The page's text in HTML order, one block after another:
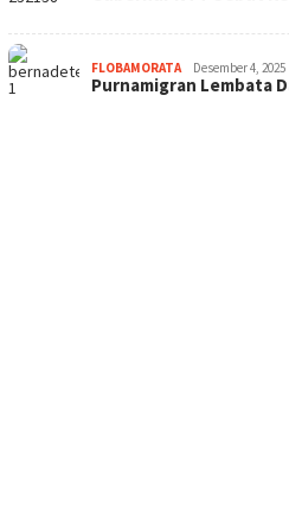
FLOBAMORATA Desember 4, 2025
Purnamigran Lembata